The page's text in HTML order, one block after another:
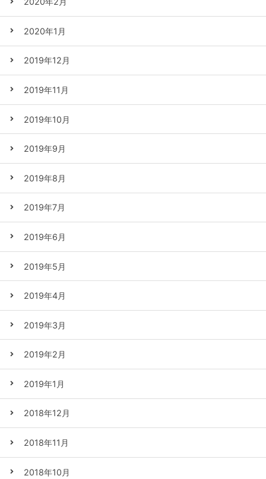
2020年1月
2019年12月
2019年11月
2019年10月
2019年9月
2019年8月
2019年7月
2019年6月
2019年5月
2019年4月
2019年3月
2019年2月
2019年1月
2018年12月
2018年11月
2018年10月